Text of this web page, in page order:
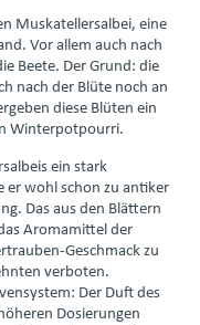
Muskatellersalbei, eine
Vor allem auch nach
Beete. Der Grund: die
nach der Blüte noch an
diese Blüten ein
Winterpotpourri.
ein stark
er wohl schon zu antiker
Das aus den Blättern
Aromamittel der
Geschmack zu
verboten.
Der Duft des
Dosierungen